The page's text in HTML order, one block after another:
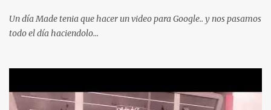
Un día Made tenia que hacer un video para Google.. y nos pasamos
todo el día haciendolo...